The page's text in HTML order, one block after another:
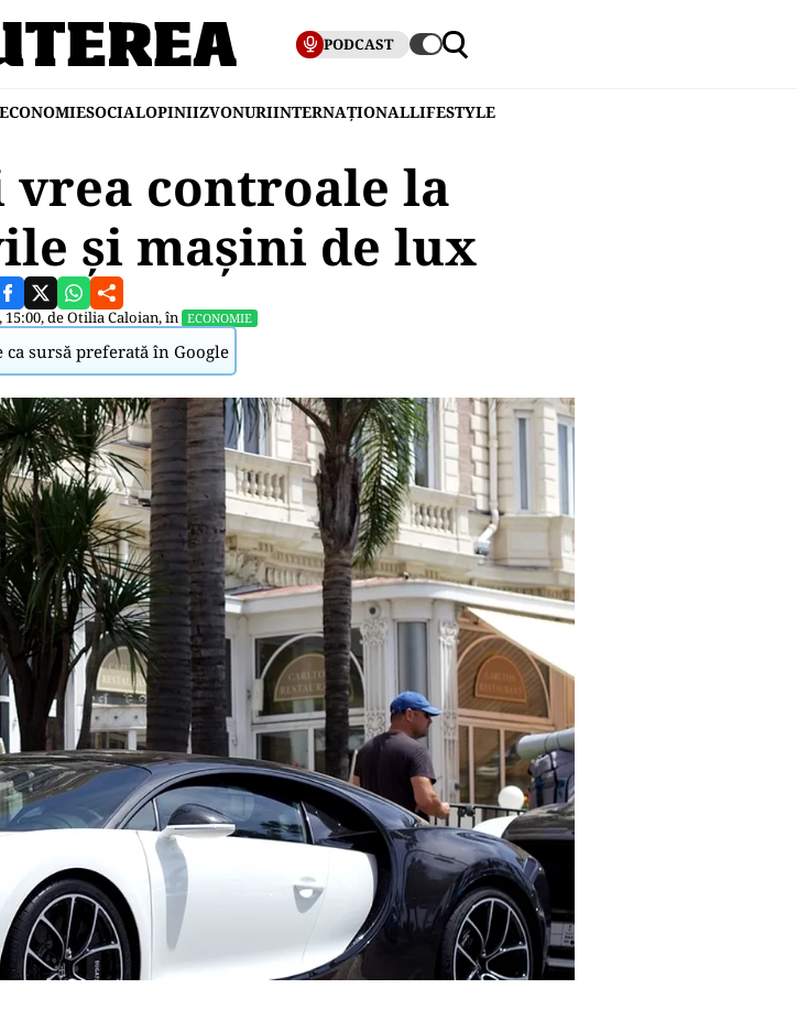
PODCAST
ECONOMIESOCIALOPINIIZVONURIINTERNAȚIONALLIFESTYLE
vrea controale la
și mașini de lux
deOtilia Caloian, în ECONOMIE
ca sursă preferată în Google